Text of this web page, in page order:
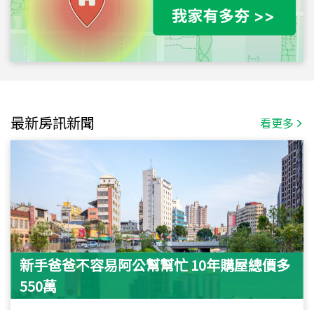
最新房訊新聞 看更多
新手爸爸不容易阿公幫幫忙 10年購屋總價多
550萬